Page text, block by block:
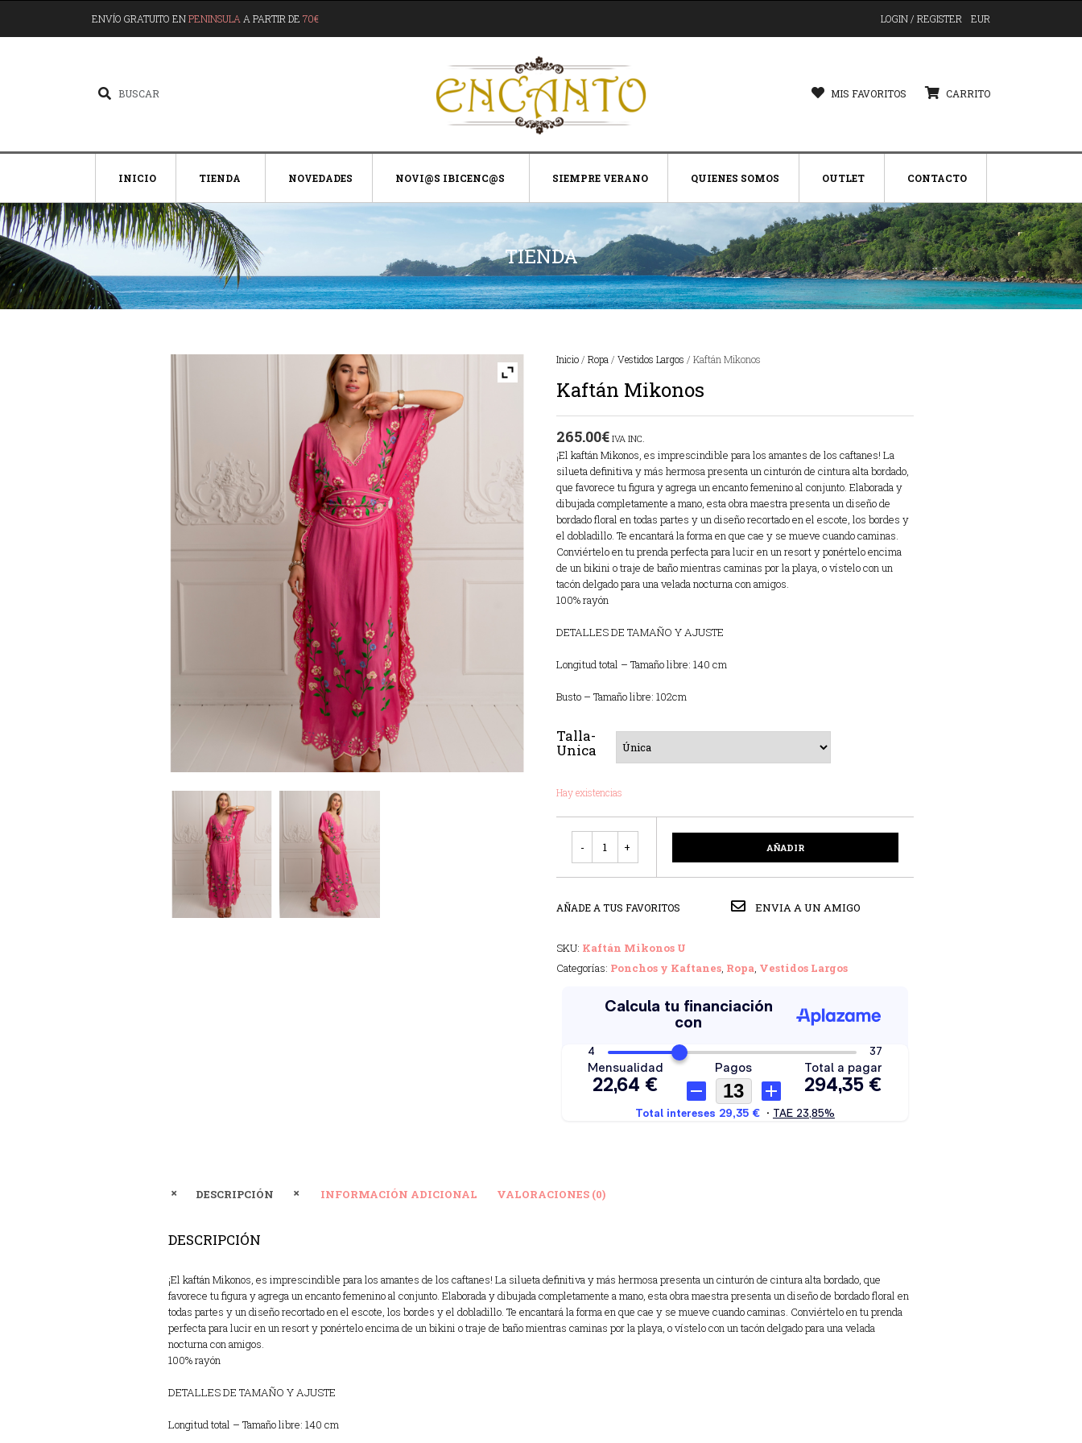
ENVÍO GRATUITO ENPENINSULA A PARTIR DE 70€ LOGIN / REGISTER EUR
MIS FAVORITOS CARRITO
INICIO TIENDA NOVEDADES NOVI@S IBICENC@S SIEMPRE VERANO QUIENES SOMOS OUTLET CONTACTO
TIENDA
Inicio/ Ropa / Vestidos Largos / Kaftán Mikonos
Kaftán Mikonos
265.00€ IVA INC.
¡El kaftán Mikonos, es imprescindible para los amantes de los caftanes! La
silueta definitiva y más hermosa presenta un cinturón de cintura alta bordado,
que favorece tu figura y agrega un encanto femenino al conjunto. Elaborada y
dibujada completamente a mano, esta obra maestra presenta un diseño de
bordado floral en todas partes y un diseño recortado en el escote, los bordes y
el dobladillo. Te encantará la forma en que cae y se mueve cuando caminas.
Conviértelo en tu prenda perfecta para lucir en un resort y ponértelo encima
de un bikini o traje de baño mientras caminas por la playa, o vístelo con un
tacón delgado para una velada nocturna con amigos.
100% rayón
DETALLES DE TAMAÑO Y AJUSTE
Longitud total – Tamaño libre: 140 cm
Busto – Tamaño libre: 102cm
Talla-
Unica
Hay existencias
AÑADIR
AÑADE A TUS FAVORITOS ENVIA A UN AMIGO
SKU: Kaftán Mikonos U
Categorías: Ponchos y Kaftanes, Ropa, Vestidos Largos
DESCRIPCIÓN INFORMACIÓN ADICIONAL VALORACIONES (0)
DESCRIPCIÓN
¡El kaftán Mikonos, es imprescindible para los amantes de los caftanes! La silueta definitiva y más hermosa presenta un cinturón de cintura alta bordado, que
favorece tu figura y agrega un encanto femenino al conjunto. Elaborada y dibujada completamente a mano, esta obra maestra presenta un diseño de bordado floral en
todas partes y un diseño recortado en el escote, los bordes y el dobladillo. Te encantará la forma en que cae y se mueve cuando caminas. Conviértelo en tu prenda
perfecta para lucir en un resort y ponértelo encima de un bikini o traje de baño mientras caminas por la playa, o vístelo con un tacón delgado para una velada
nocturna con amigos.
100% rayón
DETALLES DE TAMAÑO Y AJUSTE
Longitud total – Tamaño libre: 140 cm